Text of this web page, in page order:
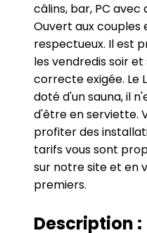
câlins, bar, PC
Ouvert aux couples
respectueux. Il est
les vendredis soir
correcte exigée. Le
doté d'un sauna, il
d'être en serviette.
profiter des
tarifs vous sont
sur notre site et en
premiers.
Description :